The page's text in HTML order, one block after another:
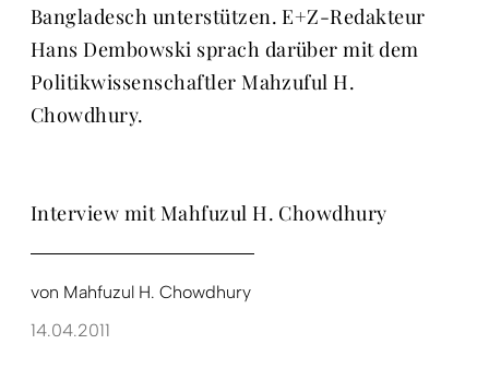
Bangladesch unterstützen. E+Z-Redakteur
Hans Dembowski sprach darüber mit dem
Politikwissenschaftler Mahzuful H.
Chowdhury.
Interview mit Mahfuzul H. Chowdhury
von Mahfuzul H. Chowdhury
14.04.2011